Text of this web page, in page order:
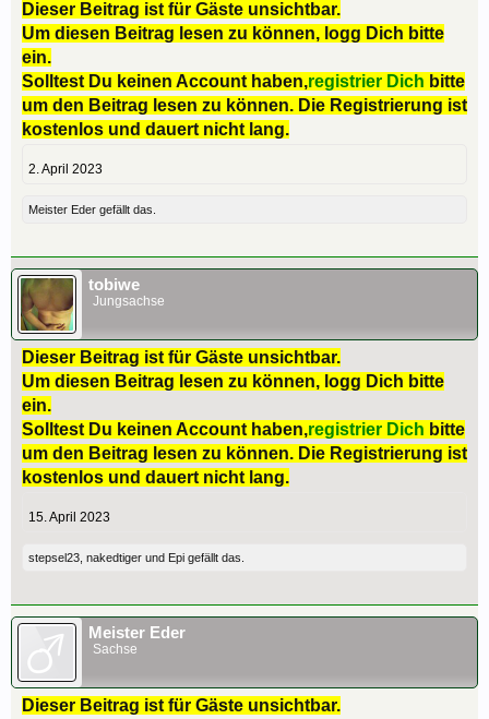
Dieser Beitrag ist für Gäste unsichtbar.
Um diesen Beitrag lesen zu können, logg Dich bitte
ein.
Solltest Du keinen Account haben,registrier Dich bitte
um den Beitrag lesen zu können. Die Registrierung ist
kostenlos und dauert nicht lang.
2. April 2023
Meister Eder gefällt das.
tobiwe
Jungsachse
Dieser Beitrag ist für Gäste unsichtbar.
Um diesen Beitrag lesen zu können, logg Dich bitte
ein.
Solltest Du keinen Account haben,registrier Dich bitte
um den Beitrag lesen zu können. Die Registrierung ist
kostenlos und dauert nicht lang.
15. April 2023
stepsel23, nakedtiger und Epi gefällt das.
Meister Eder
Sachse
Dieser Beitrag ist für Gäste unsichtbar.